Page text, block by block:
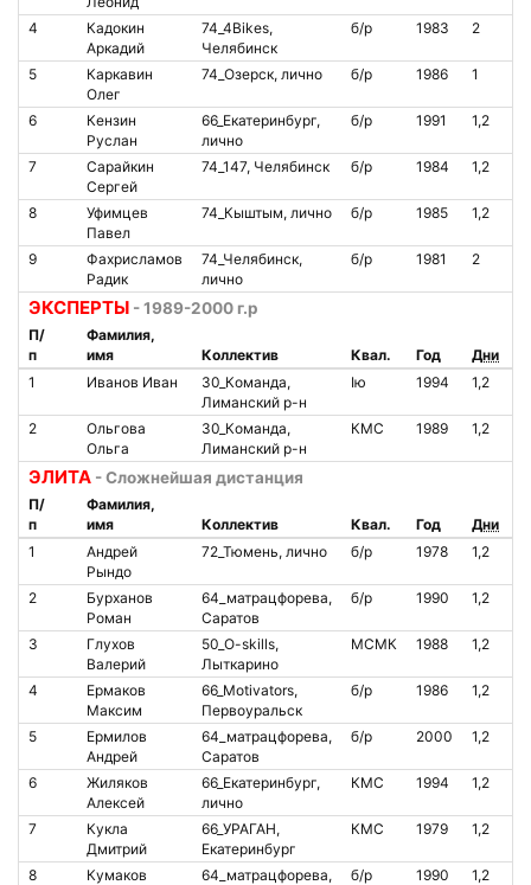
4
Кадокин
Аркадий
74_4Bikes,
Челябинск
б/р 1983 2
5
Каркавин
Олег
74_Озерск, лично б/р 1986 1
6
Кензин
Руслан
66_Екатеринбург,
лично
б/р 1991 1,2
7
Сарайкин
Сергей
74_147, Челябинск б/р 1984 1,2
8
Уфимцев
Павел
74_Кыштым, лично б/р 1985 1,2
9
Фахрисламов
Радик
74_Челябинск,
лично
б/р 1981 2
ЭКСПЕРТЫ - 1989-2000 г.р
П/
п
Фамилия,
имя
Коллектив Квал. Год Дни
1
Иванов Иван
30_Команда,
Лиманский р-н
Iю 1994 1,2
2
Ольгова
Ольга
30_Команда,
Лиманский р-н
КМС 1989 1,2
ЭЛИТА - Сложнейшая дистанция
П/
п
Фамилия,
имя
Коллектив Квал. Год Дни
1
Андрей
Рындо
72_Тюмень, лично б/р 1978 1,2
2
Бурханов
Роман
64_матрацфорева,
Саратов
б/р 1990 1,2
3
Глухов
Валерий
50_O-skills,
Лыткарино
МСМК 1988 1,2
4
Ермаков
Максим
66_Motivators,
Первоуральск
б/р 1986 1,2
5
Ермилов
Андрей
64_матрацфорева,
Саратов
б/р 2000 1,2
6
Жиляков
Алексей
66_Екатеринбург,
лично
КМС 1994 1,2
7
Кукла
Дмитрий
66_УРАГАН,
Екатеринбург
КМС 1979 1,2
8
Кумаков
64_матрацфорева,
б/р 1990 1,2